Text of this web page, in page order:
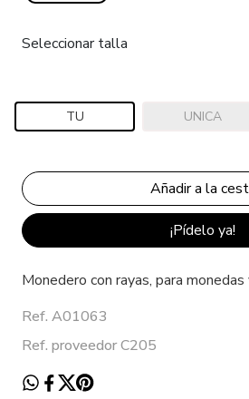
Seleccionar talla
TU UNICA
¡Pídelo ya!
Monedero con rayas, para
Ref. A01063
Ref. proveedor C205